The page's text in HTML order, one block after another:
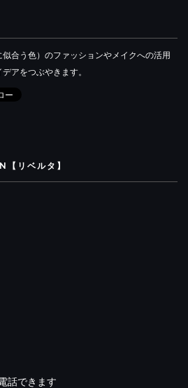
合う色）のファッションやメイクへの活用
アをつぶやきます。
リベルタ】
話できます